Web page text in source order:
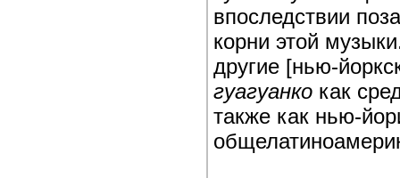
впоследствии
корни этой
другие [нью-
гуагуанко как
также как нью-